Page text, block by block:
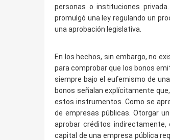
personas o instituciones
promulgó una ley regulando un
una aprobación legislativa.
En los hechos, sin embargo, no
para comprobar que los bonos
siempre bajo el eufemismo de
bonos señalan explícitamente
estos instrumentos. Como se
de empresas públicas. Otorgar
aprobar créditos indirectamente,
capital de una empresa pública